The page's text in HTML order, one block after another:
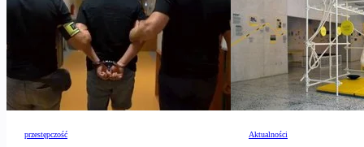
przestępczość Aktualności